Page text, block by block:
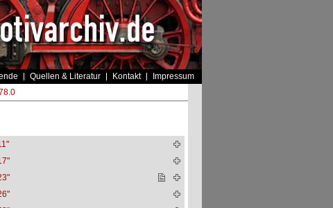
Quellen & Literatur Kontakt Impressum